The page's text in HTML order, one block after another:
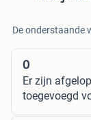
De onderstaande
0
Er zijn
toegevoegd